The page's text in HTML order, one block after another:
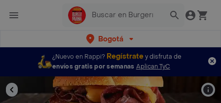
Bogotá
¿Nuevo en Rappi? Regístratey disfruta de
envíos gratis por semanas Aplican TyC